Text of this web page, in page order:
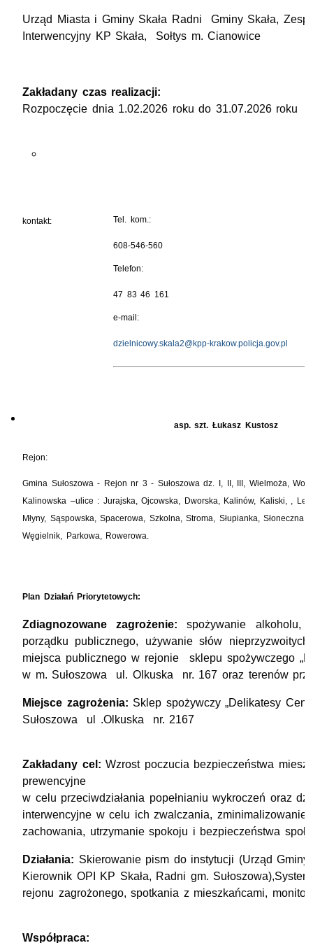
Urząd Miasta i Gminy Skała Radni Gminy Skała,
Interwencyjny KP Skała, Sołtys m. Cianowice
Zakładany czas realizacji:
Rozpoczęcie dnia 1.02.2026 roku do 31.07.2026 roku
kontakt: Tel. kom.:
608-546-560
Telefon:
47 83 46 161
e-mail:
dzielnicowy.skala2@kpp-krakow.policja.gov.pl
asp. szt. Łukasz Kustosz
Rejon:
Gmina Sułoszowa - Rejon nr 3 - Sułoszowa dz. I, II, III, Wielmoża,
Kalinowska –ulice : Jurajska, Ojcowska, Dworska, Kalinów, Kaliski, ,
Młyny, Sąspowska, Spacerowa, Szkolna, Stroma, Słupianka, Słoneczna,
Węgielnik, Parkowa,
Plan Działań Priorytetowych:
Zdiagnozowane zagrożenie: spożywanie alkoholu,
porządku publicznego, używanie słów
miejsca publicznego w rejonie sklepu spożywczego
w m. Sułoszowa ul. Olkuska nr. 167 oraz terenów
Miejsce zagrożenia: Sklep spożywczy „Delikatesy
Sułoszowa ul .Olkuska nr. 2167
Zakładany cel: Wzrost poczucia bezpieczeństwa
prewencyjne
w celu przeciwdziałania popełnianiu wykroczeń oraz
interwencyjne w celu ich zwalczania, zminimalizowanie
zachowania, utrzymanie spokoju i bezpieczeństwa
Działania: Skierowanie pism do instytucji (Urząd Gminy
Kierownik OPI KP Skała, Radni gm.
rejonu zagrożonego, spotkania z mieszkańcami,
Współpraca: